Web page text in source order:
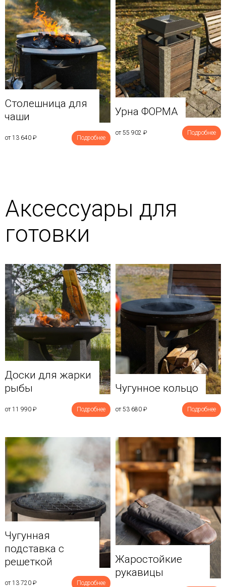
Столешница для
чаши
от 13 640 ₽ Подробнее
Урна ФОРМА
от 55 902 ₽ Подробнее
Аксессуары для
готовки
Доски для жарки
рыбы
от 11 990 ₽ Подробнее
Чугунное кольцо
от 53 680 ₽ Подробнее
Чугунная
подставка с
решеткой
от 13 720 ₽ Подробнее
Жаростойкие
рукавицы